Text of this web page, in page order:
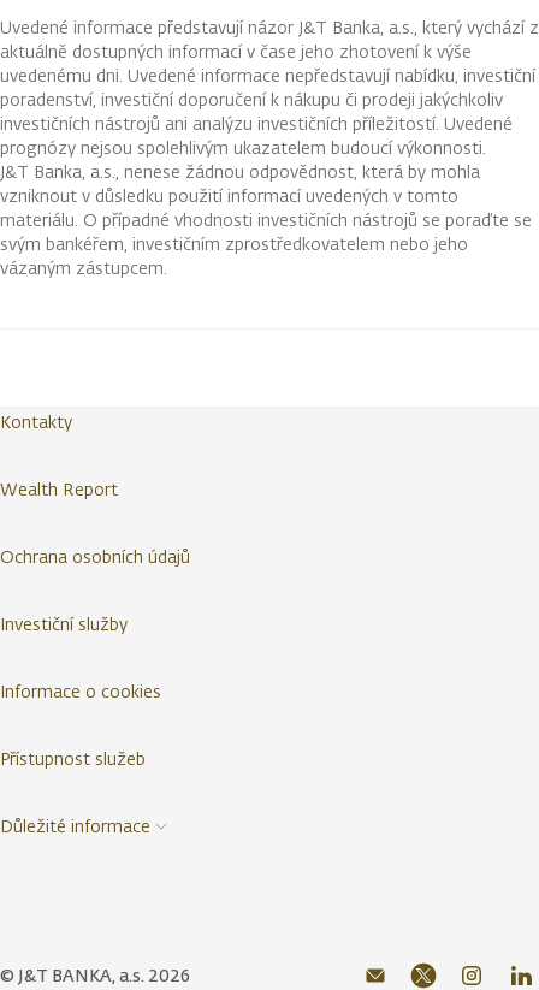
Uvedené informace představují názor J&T Banka, a.s., který vychází z
aktuálně dostupných informací v čase jeho zhotovení k výše
uvedenému dni. Uvedené informace nepředstavují nabídku, investiční
poradenství, investiční doporučení k nákupu či prodeji jakýchkoliv
investičních nástrojů ani analýzu investičních příležitostí. Uvedené
prognózy nejsou spolehlivým ukazatelem budoucí výkonnosti.
J&T Banka, a.s., nenese žádnou odpovědnost, která by mohla
vzniknout v důsledku použití informací uvedených v tomto
materiálu. O případné vhodnosti investičních nástrojů se poraďte se
svým bankéřem, investičním zprostředkovatelem nebo jeho
vázaným zástupcem.
© J&T BANKA, a.s. 2026
Kontakty
Wealth Report
Ochrana osobních údajů
Investiční služby
Informace o cookies
Přístupnost služeb
Důležité informace